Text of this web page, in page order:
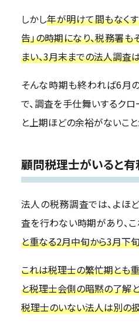
しかし年が明けて間もなく
告」の時期になり、税務署
まい、3月末までの法人調査
そんな時期も終われば6月
で、調査を手仕舞いするク
と上期ほどの余裕がないこと
顧問税理士がいると
法人の税務調査では、よほ
査を行わない時期があり、
と重なる2月中旬から3月下
これは税理士の繁忙期とも
と税理士会側の暗黙の了解
税理士のいない法人は別の扱